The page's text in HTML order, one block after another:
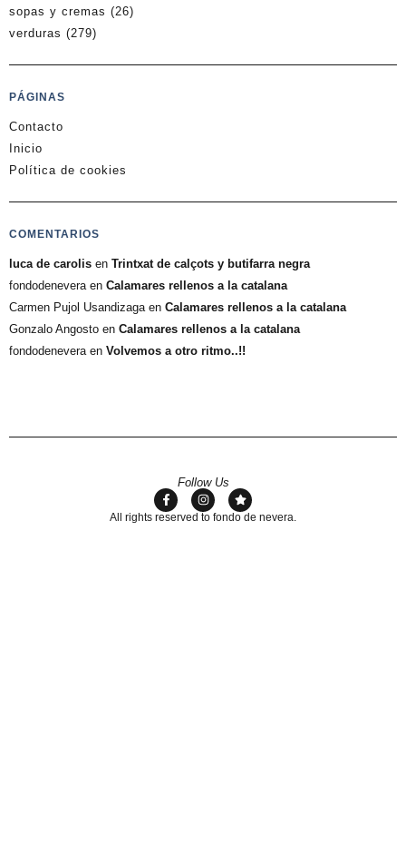
sopas y cremas (26)
verduras (279)
PÁGINAS
Contacto
Inicio
Política de cookies
COMENTARIOS
luca de carolis en Trintxat de calçots y butifarra negra
fondodenevera en Calamares rellenos a la catalana
Carmen Pujol Usandizaga en Calamares rellenos a la catalana
Gonzalo Angosto en Calamares rellenos a la catalana
fondodenevera en Volvemos a otro ritmo..!!
Follow Us
All rights reserved to fondo de nevera.